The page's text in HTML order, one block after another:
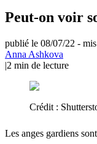
Peut-on voir
publié le 08/07/22 -
Anna Ashkova
|2 min de lecture
Crédit :
Les anges gardiens